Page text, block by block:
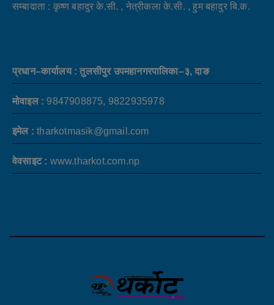
सम्बादाता : कृष्ण बहादुर के.सी. , नेत्रीकला के.सी. , हुम बहादुर बि.क.
प्रधान–कार्यालय : तुलसीपुर उपमहानगरपालिका–३, दाङ
मोवाइल : 9847908875, 9822935978
इमेल :tharkotmasik@gmail.com
वेवसाइट : www.tharkot.com.np